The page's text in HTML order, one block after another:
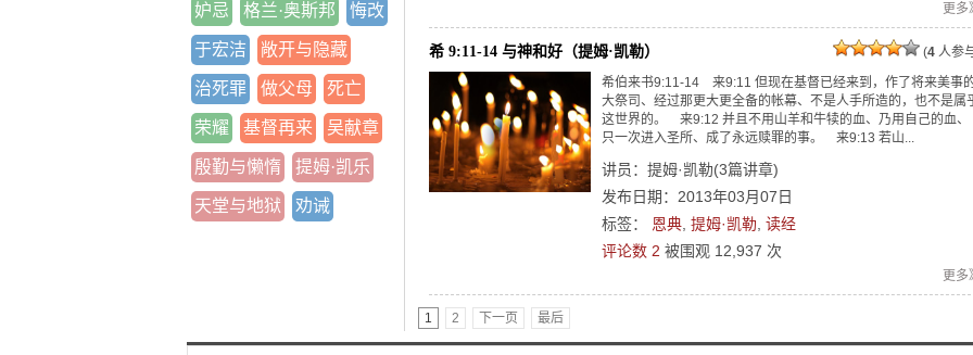
妒忌 格兰·奥斯邦 悔改
于宏洁 敞开与隐藏
治死罪 做父母 死亡
荣耀 基督再来 吴献章
殷勤与懒惰 提姆·凯乐
天堂与地狱 劝诫
更多
希 9:11-14 与神和好（提姆·凯勒） (4 人参
希伯来书9:11-14 来9:11 但现在基督已经来到，作了将来美事
大祭司、经过那更大更全备的帐幕、不是人手所造的，也不是属
这世界的。 来9:12 并且不用山羊和牛犊的血、乃用自己的血、
只一次进入圣所、成了永远赎罪的事。 来9:13 若山...
讲员： 提姆·凯勒(3篇讲章)
发布日期：2013年03月07日
标签：
恩典 提姆·凯勒 读经
评论数 2 被围观 12,937 次
更多
1 2 下一页 最后